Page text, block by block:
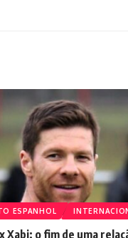
ESPANHOL
Xabi: o fim de uma